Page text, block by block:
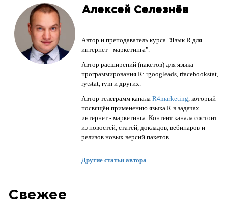
Алексей Селезнёв
Автор и преподаватель курса "Язык R для
интернет - маркетинга".
Автор расширений (пакетов) для языка
программирования R: rgoogleads, rfacebookstat,
rytstat, rym и других.
Автор телеграмм канала R4marketing, который
посвящён применению языка R в задачах
интернет - маркетинга. Контент канала состоит
из новостей, статей, докладов, вебинаров и
релизов новых версий пакетов.
Другие статьи автора
Свежее